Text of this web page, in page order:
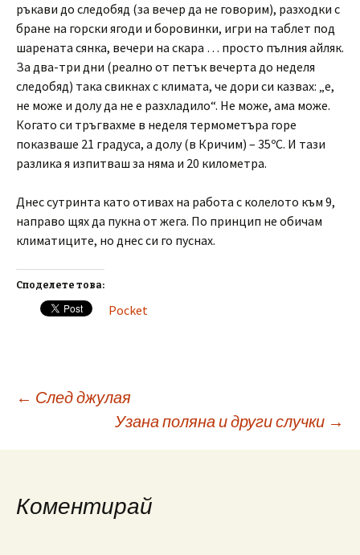
ръкави до следобяд (за вечер да не говорим), разходки с
бране на горски ягоди и боровинки, игри на таблет под
шарената сянка, вечери на скара … просто пълния айляк.
За два-три дни (реално от петък вечерта до неделя
следобяд) така свикнах с климата, че дори си казвах: „е,
не може и долу да не е разхладило“. Не може, ама може.
Когато си тръгвахме в неделя термометъра горе
показваше 21 градуса, а долу (в Кричим) – 35ºC. И тази
разлика я изпитваш за няма и 20 километра.
Днес сутринта като отивах на работа с колелото към 9,
направо щях да пукна от жега. По принцип не обичам
климатиците, но днес си го пуснах.
Споделете това:
Pocket
Post
navigation
← След джулая
Узана поляна и други случки →
Коментирай